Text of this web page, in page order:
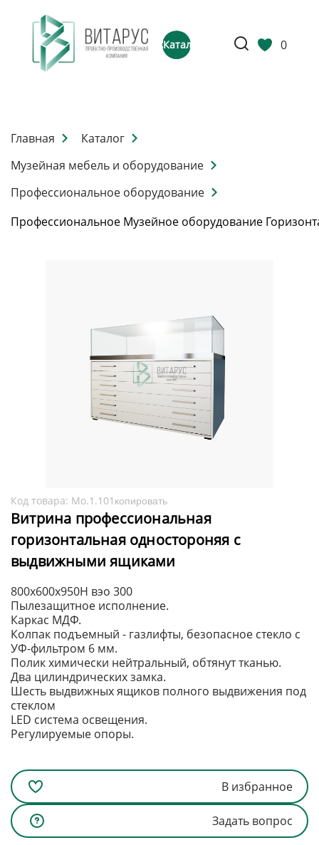
Каталог 0
Главная
Каталог
Музейная мебель и оборудование
Профессиональное оборудование
Профессиональное Музейное оборудование
Код товара: Мо.1.101 копировать
Витрина профессиональная
горизонтальная одностороняя с
выдвижными ящиками
Пылезащитное исполнение.
Каркас МДФ.
Колпак подъемный - газлифты, безопасное стекло с
УФ-фильтром 6 мм.
Полик химически нейтральный, обтянут тканью.
Два цилиндрических замка.
Шесть выдвижных ящиков полного выдвижения под
стеклом
LED система освещения.
Регулируемые опоры.
800x600x950H вэо 300
В избранное
Задать вопрос